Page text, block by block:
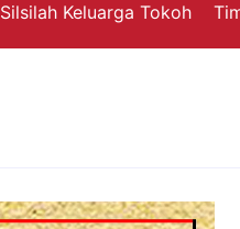
Silsilah Keluarga Tokoh